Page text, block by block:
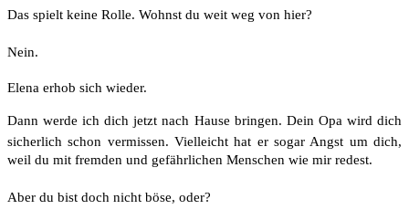
Das spielt keine Rolle. Wohnst du weit weg von hier?
Nein.
Elena erhob sich wieder.
Dann werde ich dich jetzt nach Hause bringen. Dein Opa wird dich
sicherlich schon vermissen. Vielleicht hat er sogar Angst um dich,
weil du mit fremden und gefährlichen Menschen wie mir redest.
Aber du bist doch nicht böse, oder?